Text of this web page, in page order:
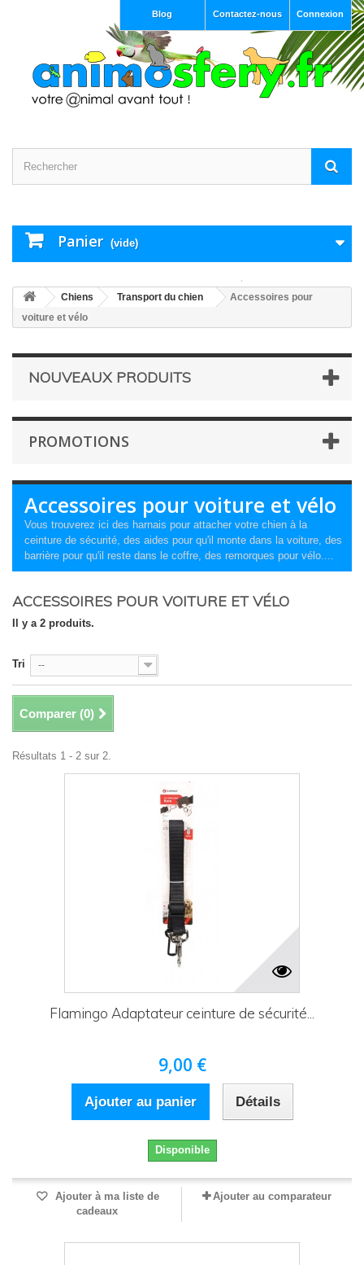
Connexion
Contactez-nous
Blog
Panier (vide)
Chiens Transport du chien
Accessoires pour
voiture et vélo
NOUVEAUX PRODUITS
PROMOTIONS
Accessoires pour voiture et vélo
Vous trouverez ici des harnais pour attacher votre chien à la
ceinture de sécurité, des aides pour qu'il monte dans la voiture, des
barrière pour qu'il reste dans le coffre, des remorques pour vélo....
ACCESSOIRES POUR VOITURE ET VÉLO
Il y a 2 produits.
Tri --
Comparer (0)
Résultats 1 - 2 sur 2.
Flamingo Adaptateur ceinture de sécurité...
9,00 €
Ajouter au panier Détails
Disponible
Ajouter à ma liste de
cadeaux
Ajouter au comparateur